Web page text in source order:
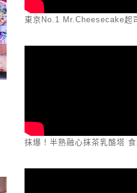
東京No.1 Mr.Cheesecake起
抹爆！半熟融心抹茶乳酪塔